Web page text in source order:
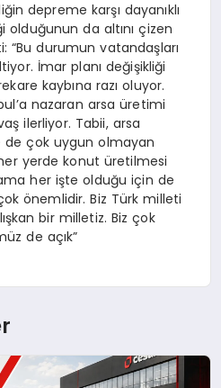
depreme karşı dayanıklı
da altını çizen
“Bu durumun vatandaşları
İmar planı değişikliği
kaybına razı oluyor.
nazaran arsa üretimi
ilerliyor. Tabii, arsa
çok uygun olmayan
yerde konut üretilmesi
her işte olduğu için de
önemlidir. Biz Türk milleti
bir milletiz. Biz çok
de açık”